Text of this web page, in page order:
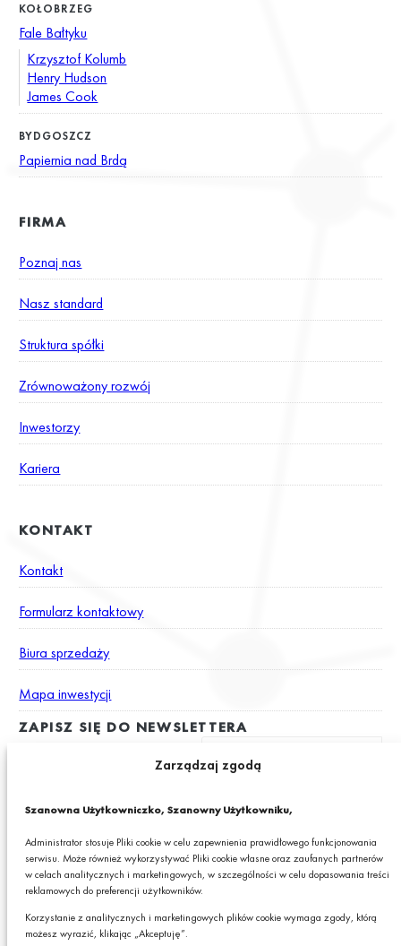
Zarządzaj zgodą
Szanowna Użytkowniczko, Szanowny Użytkowniku,
Administrator stosuje Pliki cookie w celu zapewnienia prawidłowego funkcjonowania
serwisu. Może również wykorzystywać Pliki cookie własne oraz zaufanych partnerów
w celach analitycznych i marketingowych, w szczególności w celu dopasowania treści
reklamowych do preferencji użytkowników.
Korzystanie z analitycznych i marketingowych plików cookie wymaga zgody, którą
możesz wyrazić, klikając „Akceptuję”.
KOŁOBRZEG
Fale Bałtyku
Krzysztof Kolumb
Henry Hudson
James Cook
BYDGOSZCZ
Papiernia nad Brdą
FIRMA
Poznaj nas
Nasz standard
Struktura spółki
Zrównoważony rozwój
Inwestorzy
Kariera
KONTAKT
Kontakt
Formularz kontaktowy
Biura sprzedaży
Mapa inwestycji
ZAPISZ SIĘ DO NEWSLETTERA
adres e-mail newslettera z informacjami o ciekawych promocjach,
produktach lub usługach GRANIT S.A.*
* Pola obowiązkowe
Podając swój adres e-mail wyrażasz zgodę na otrzymywanie drogą elektroniczną,
produktach lub usługach GRANIT S.A. oraz zgodę na przetwarzanie przez GRANIT
S.A. Twoich danych osobowych w postaci tego adresu e-mail. Szczegółowe zasady